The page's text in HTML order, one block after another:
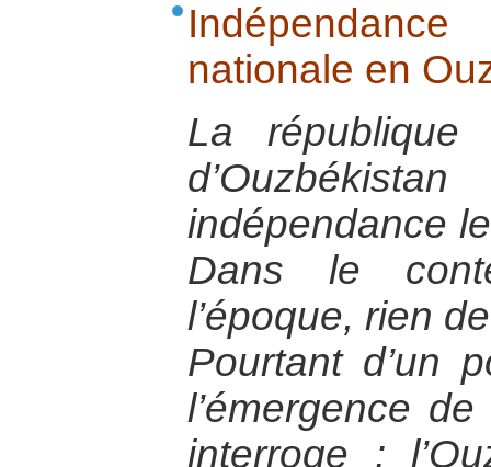
nationale en
La république
indépendance
Dans le
l’époque, rien
Pourtant d’un
l’émergence
interroge :